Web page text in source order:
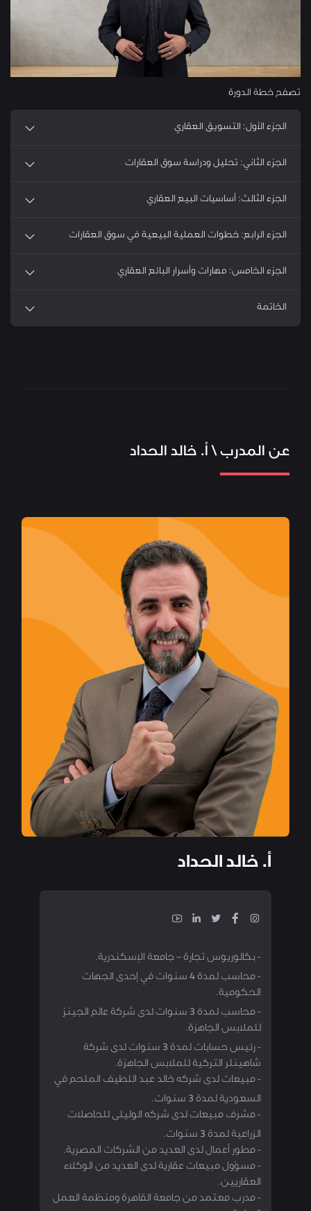
تصفح خطة الدورة
الجزء الأول: التسويق العقاري
الجزء الثاني: تحليل ودراسة سوق العقارات
الجزء الثالث: أساسيات البيع العقاري
الجزء الرابع: خطوات العملية البيعية في سوق العقارات
الجزء الخامس: مهارات وأسرار البائع العقاري
الخاتمة
عن المدرب \ أ. خالد الحداد
أ. خالد الحداد
- بكالوريوس تجارة – جامعة الإسكندرية.
- محاسب لمدة 4 سنوات في إحدى الجهات
الحكومية.
- محاسب لمدة 3 سنوات لدى شركة عالم الجينز
للملابس الجاهزة.
- رئيس حسابات لمدة 3 سنوات لدى شركة
شاهينلر التركية للملابس الجاهزة.
- مبيعات لدى شركه خالد عبد اللطيف الملحم في
السعودية لمدة 3 سنوات.
- مشرف مبيعات لدى شركه الوليلى للحاصلات
الزراعية لمدة 3 سنوات.
- مطور أعمال لدى العديد من الشركات المصرية.
- مسؤول مبيعات عقارية لدى العديد من الوكلاء
العقاريين.
- مدرب معتمد من جامعة القاهرة ومنظمة العمل